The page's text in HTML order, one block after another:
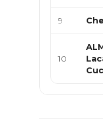
9
10